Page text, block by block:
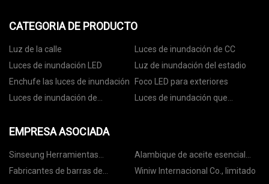
CATEGORIA DE PRODUCTO
Luz de la calle
Luces de inundación de CC
Luces de inundación LED
Luz de inundación del estadio
Enchufe las luces de inundación
Foco LED para exteriores
Luces de inundación de
Luces de inundación que
EMPRESA ASOCIADA
Sinseung Herramientas
(Qingdao) Corporación
Alambique de aceite esencial
personalizado
Fabricantes de barras de
Winiw Internacional Co., limitado